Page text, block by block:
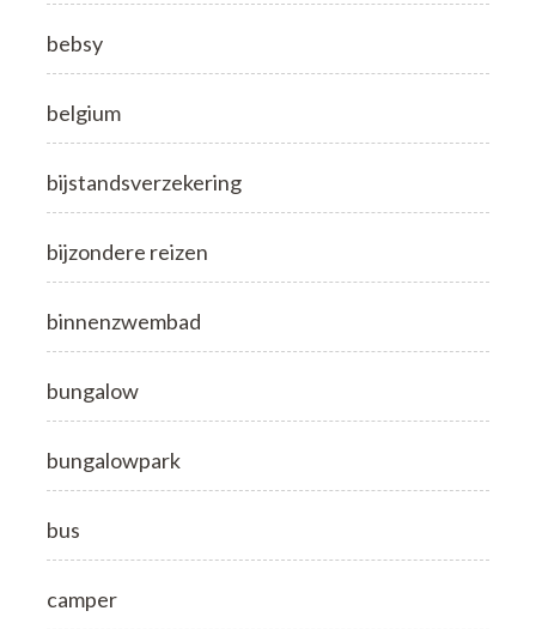
bebsy
belgium
bijstandsverzekering
bijzondere reizen
binnenzwembad
bungalow
bungalowpark
bus
camper